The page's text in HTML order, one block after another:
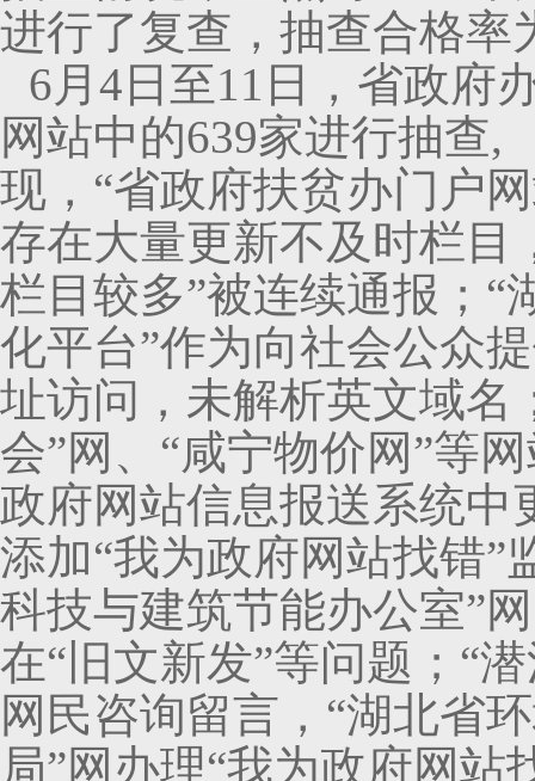
进行了复查，抽查合格率
6月4日至11日，省政府
网站中的639家进行抽查
现，“省政府扶贫办门户
存在大量更新不及时栏目
栏目较多”被连续通报；“
化平台”作为向社会公众
址访问，未解析英文域名
会”网、“咸宁物价网”等
政府网站信息报送系统中
添加“我为政府网站找错”
科技与建筑节能办公室”
在“旧文新发”等问题；“
网民咨询留言，“湖北省
局”网办理“我为政府网站